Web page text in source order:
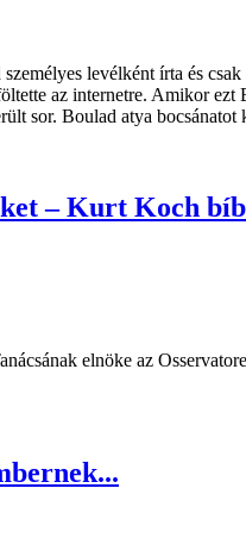
levélként írta és
az internetre. Amikor
sor. Boulad atya
– Kurt Koch
elnöke az